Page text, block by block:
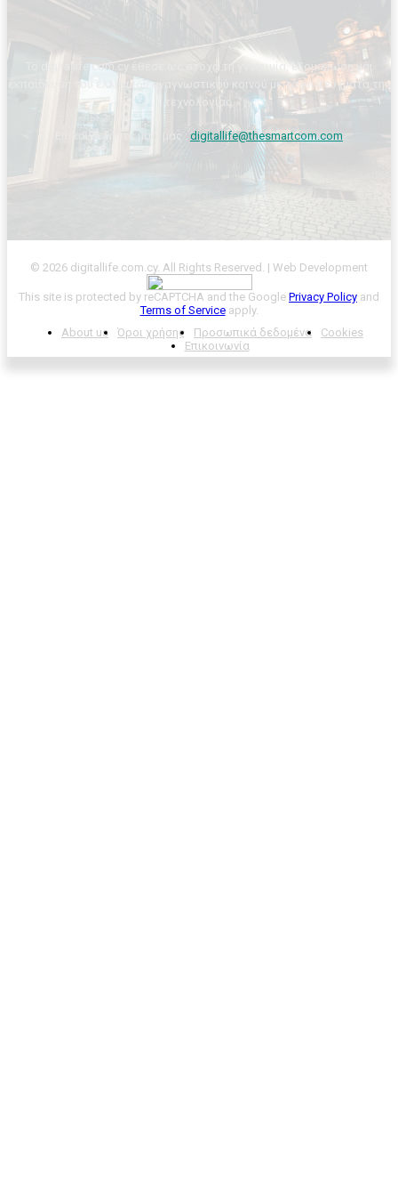
Το digitallife.com.cy έθεσε ως στόχο τη γνωριμία, εξοικείωση και
εκπαίδευση του ελληνικού αναγνωστικού κοινού με τα επιτεύγματα της
τεχνολογίας.
Επικοινωνήστε μαζί μας : digitallife@thesmartcom.com
© 2026 digitallife.com.cy. All Rights Reserved. | Web Development
This site is protected by reCAPTCHA and the Google Privacy Policy and
Terms of Serviceapply.
About us
Όροι χρήσης Προσωπικά δεδομένα
Cookies
Επικοινωνία